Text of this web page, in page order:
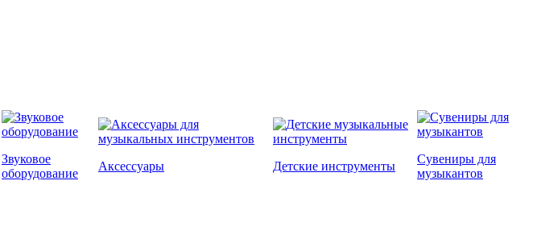
Звуковое
оборудование
Аксессуары Детские инструменты
Сувениры для
музыкантов